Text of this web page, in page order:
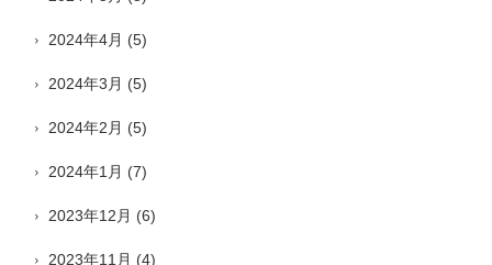
2024年4月 (5)
2024年3月 (5)
2024年2月 (5)
2024年1月 (7)
2023年12月 (6)
2023年11月 (4)